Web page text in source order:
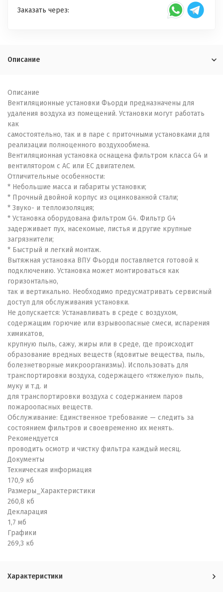
Заказать через:
Описание
Описание
Вентиляционные установки Фьорди предназначены для
удаления воздуха из помещений. Установки могут работать
как
самостоятельно, так и в паре с приточными установками для
реализации полноценного воздухообмена.
Вентиляционная установка оснащена фильтром класса G4 и
вентилятором с AC или EC двигателем.
Отличительные особенности:
* Небольшие масса и габариты установки;
* Прочный двойной корпус из оцинкованной стали;
* Звуко- и теплоизоляция;
* Установка оборудована фильтром G4. Фильтр G4
задерживает пух, насекомые, листья и другие крупные
загрязнители;
* Быстрый и легкий монтаж.
Вытяжная установка ВПУ Фьорди поставляется готовой к
подключению. Установка может монтироваться как
горизонтально,
так и вертикально. Необходимо предусматривать сервисный
доступ для обслуживания установки.
Не допускается: Устанавливать в среде с воздухом,
содержащим горючие или взрывоопасные смеси, испарения
химикатов,
крупную пыль, сажу, жиры или в среде, где происходит
образование вредных веществ (ядовитые вещества, пыль,
болезнетворные микроорганизмы). Использовать для
транспортировки воздуха, содержащего «тяжелую» пыль,
муку и т.д. и
для транспортировки воздуха с содержанием паров
пожароопасных веществ.
Обслуживание: Единственное требование — следить за
состоянием фильтров и своевременно их менять.
Рекомендуется
проводить осмотр и чистку фильтра каждый месяц.
Документы
Техническая информация
170,9 кб
Размеры_Характеристики
260,8 кб
Декларация
1,7 мб
Графики
269,3 кб
Характеристики